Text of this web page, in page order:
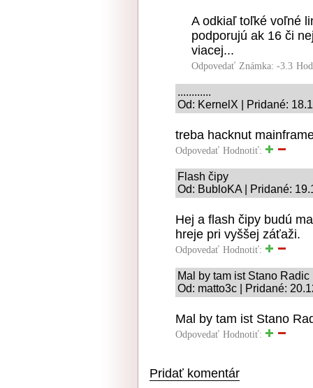
A odkiaľ toľké voľné
podporujú ak 16 či
viacej...
Odpovedať Známka: -3.3
............
Od: KernelX | Pridané:
treba hacknut
Odpovedať Hodnotiť:
Flash čipy
Od: BubloKA | Pridané:
Hej a flash čipy budú
hreje pri vyššej záťaži.
Odpovedať Hodnotiť:
Mal by tam ist Stano Radic
Od: matto3c | Pridané:
Mal by tam ist Stano
Odpovedať Hodnotiť:
Pridať komentár